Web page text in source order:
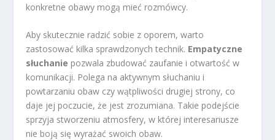
konkretne obawy mogą mieć rozmówcy.
Aby skutecznie radzić sobie z oporem, warto
zastosować kilka sprawdzonych technik. Empatyczne
słuchanie pozwala zbudować zaufanie i otwartość w
komunikacji. Polega na aktywnym słuchaniu i
powtarzaniu obaw czy wątpliwości drugiej strony, co
daje jej poczucie, że jest zrozumiana. Takie podejście
sprzyja stworzeniu atmosfery, w której interesariusze
nie boją się wyrażać swoich obaw.